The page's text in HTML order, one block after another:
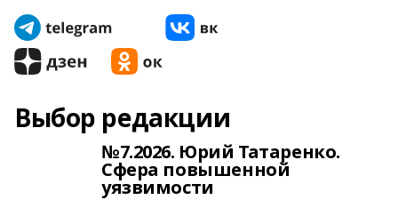
Выбор редакции
№7.2026. Юрий Татаренко.
Сфера повышенной
уязвимости